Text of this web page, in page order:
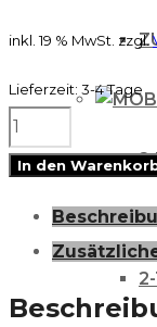
inkl. 19 % MwSt. zzgl.
Lieferzeit: 3-4 Tage
MDR
Starthilfe
530
In den